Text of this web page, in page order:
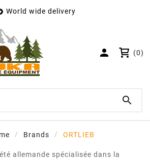
World wide delivery
 (0)

Brands ORTLIEB
allemande spécialisée dans la